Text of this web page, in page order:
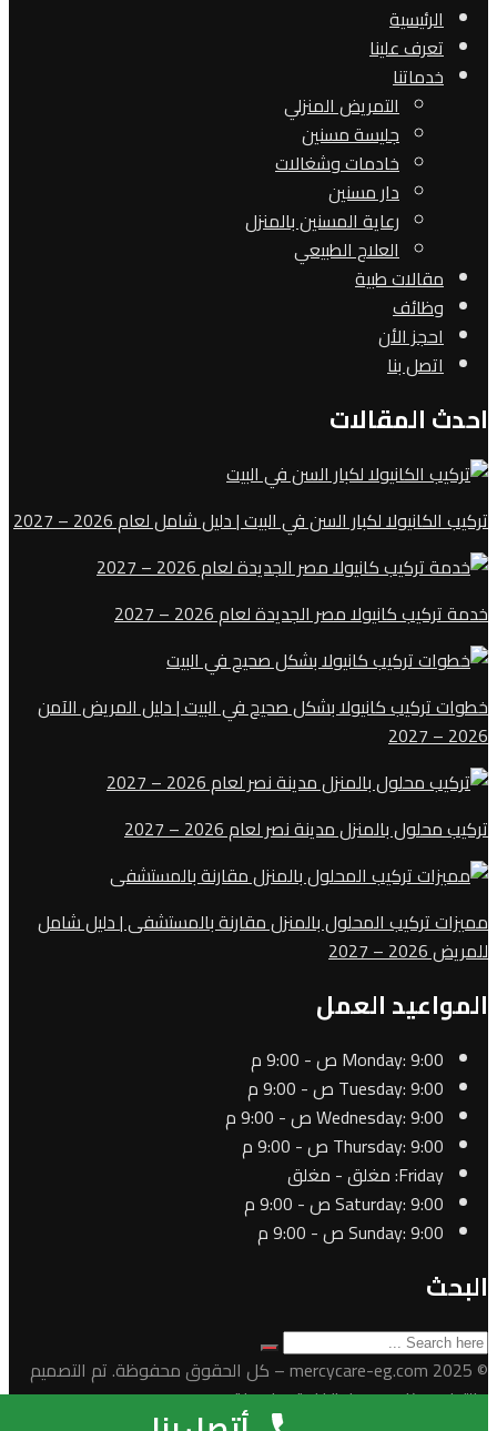
الرئيسية
تعرف علينا
خدماتنا
التمريض المنزلي
جليسة مسنين
خادمات وشغالات
دار مسنين
رعاية المسنين بالمنزل
العلاج الطبيعي
مقالات طبية
وظائف
احجز الأن
اتصل بنا
احدث المقالات
تركيب الكانيولا لكبار السن في البيت | دليل شامل لعام 2026 – 2027
خدمة تركيب كانيولا مصر الجديدة لعام 2026 – 2027
خطوات تركيب كانيولا بشكل صحيح في البيت | دليل المريض الآمن
2026 – 2027
تركيب محلول بالمنزل مدينة نصر لعام 2026 – 2027
مميزات تركيب المحلول بالمنزل مقارنة بالمستشفى | دليل شامل
للمريض 2026 – 2027
المواعيد العمل
Monday:9:00 ص - 9:00 م
Tuesday:9:00 ص - 9:00 م
Wednesday:9:00 ص - 9:00 م
Thursday:9:00 ص - 9:00 م
Friday: مغلق - مغلق
Saturday:9:00 ص - 9:00 م
Sunday:9:00 ص - 9:00 م
البحث
© 2025 mercycare-eg.com – كل الحقوق محفوظة. تم التصميم
والتطوير بكل حب واحترافية بواسطةmercycare-eg.com